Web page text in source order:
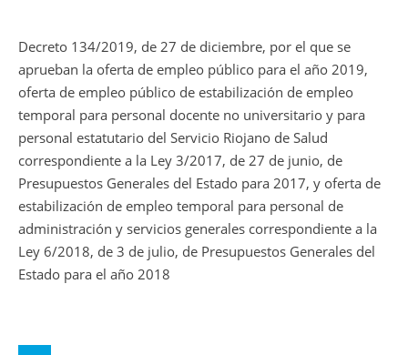
Decreto 134/2019, de 27 de diciembre, por el que se
aprueban la oferta de empleo público para el año 2019,
oferta de empleo público de estabilización de empleo
temporal para personal docente no universitario y para
personal estatutario del Servicio Riojano de Salud
correspondiente a la Ley 3/2017, de 27 de junio, de
Presupuestos Generales del Estado para 2017, y oferta de
estabilización de empleo temporal para personal de
administración y servicios generales correspondiente a la
Ley 6/2018, de 3 de julio, de Presupuestos Generales del
Estado para el año 2018